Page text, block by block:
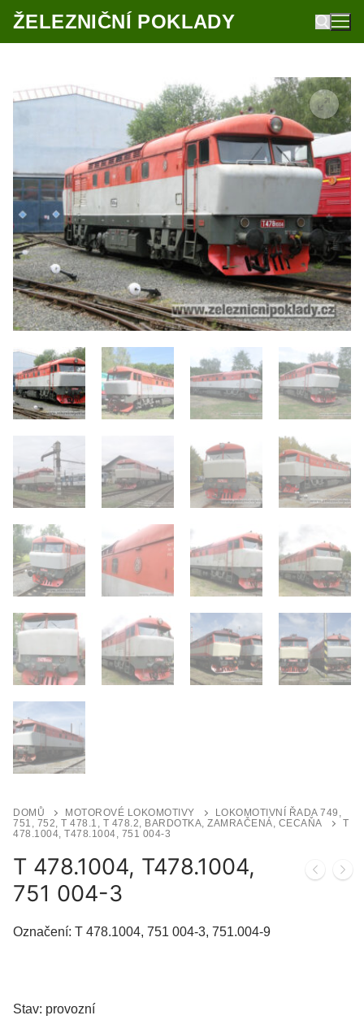
Přeskočit
naŽELEZNIČNÍ POKLADY
Hledat:
DOMŮ MOTOROVÉ LOKOMOTIVY
LOKOMOTIVNÍ ŘADA 749,
751, 752, T 478.1, T 478.2, BARDOTKA, ZAMRAČENÁ, CECAŇA
T
478.1004, T478.1004, 751 004-3
T 478.1004, T478.1004,
751 004-3
Označení: T 478.1004, 751 004-3, 751.004-9
Stav: provozní